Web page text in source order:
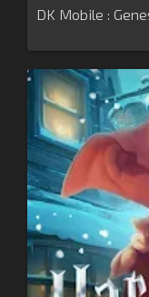
DK Mobile :